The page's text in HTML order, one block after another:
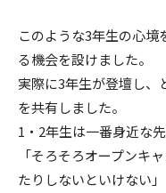
このような3年生の心
る機会を設けました。
実際に3年生が登壇し、
を共有しました。
1・2年生は一番身近な
「そろそろオープンキ
たりしないといけない